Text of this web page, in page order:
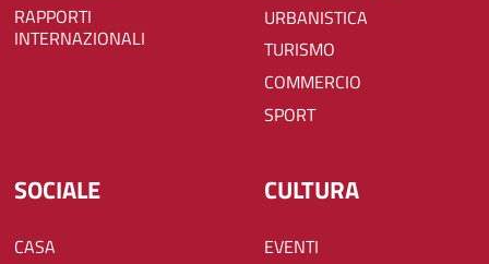
RAPPORTI
INTERNAZIONALI
URBANISTICA
TURISMO
COMMERCIO
SPORT
SOCIALE
CASA
CULTURA
EVENTI